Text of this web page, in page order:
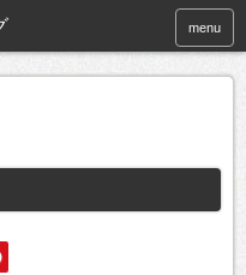
menu